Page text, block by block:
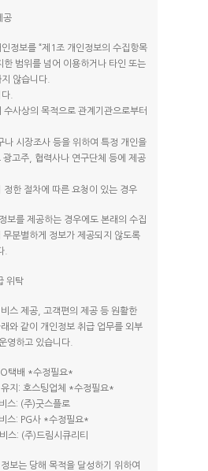
공
정보를 “제1조 개인정보의 수집항목
한 범위를 넘어 이용하거나 타인 또는
않습니다.
.
수사상의 목적으로 관계기관으로부터
나 시장조사 등을 위하여 특정 개인을
광고주, 협력사나 연구단체 등에 제공
정한 절차에 따른 요청이 있는 경우
보를 제공하는 경우에도 본래의 수집
무분별하게 정보가 제공되지 않도록
.
위탁
스 제공, 고객편의 제공 등 원활한
와 같이 개인정보 취급 업무를 외부
영하고 있습니다.
택배 *수정필요*
지: 호스팅업체 *수정필요*
스: (주)굿스플로
스: PG사 *수정필요*
스: (주)드림시큐리티
보는 당해 목적을 달성하기 위하여